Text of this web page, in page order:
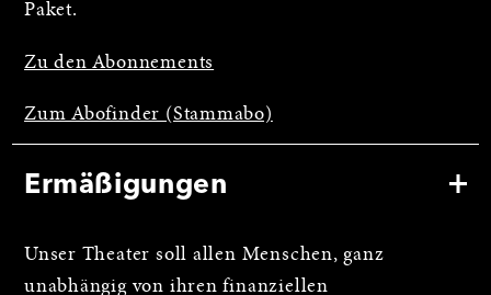
Paket.
Zu den Abonnements
Zum Abofinder (Stammabo)
Ermäßigungen
Unser Theater soll allen Menschen, ganz
unabhängig von ihren finanziellen